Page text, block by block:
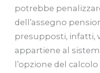
potrebbe
dell’assegno
presupposti, infatti,
appartiene al
l’opzione del